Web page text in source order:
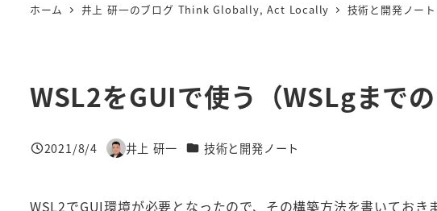
ホーム 井上 研一のブログ Think Globally, Act Locally 技術と開発ノート
WSL2をGUIで使う（WSLgまでの
投稿日
2021/8/4
著
井上 研一 カテゴリー
技術と開発ノート
WSL2でGUI環境が必要となったので、その構築方法を書いておきま